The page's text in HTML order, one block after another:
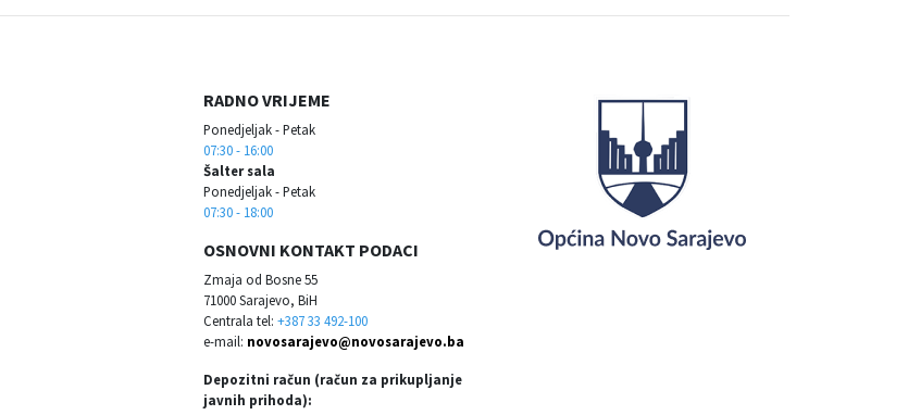
RADNO VRIJEME
Ponedjeljak - Petak
07:30 - 16:00
Šalter sala
Ponedjeljak - Petak
07:30 - 18:00
OSNOVNI KONTAKT PODACI
Zmaja od Bosne 55
71000 Sarajevo, BiH
Centrala tel: +387 33 492-100
e-mail: novosarajevo@novosarajevo.ba
Depozitni račun (račun za prikupljanje
javnih prihoda):